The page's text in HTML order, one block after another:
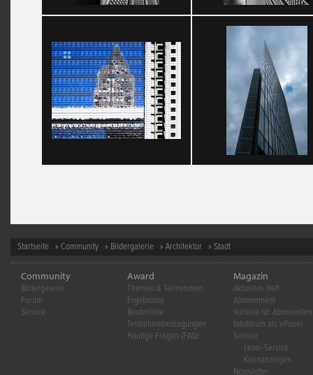
Startseite » Community » Bildergalerie » Architektur » Stadt
Community
Bildergalerie
Forum
Service
Award
Themen & Teilnehmen
Ergebnisse
Bestenliste
Teilnahmebedingungen
Häufige Fragen (FAQ)
Magazin
Aktuelles Heft
Abonnement
Vorteile für Abonnenten
fotoforum als ePaper
Service
Leser-Service
Kleinanzeigen
Newsletter